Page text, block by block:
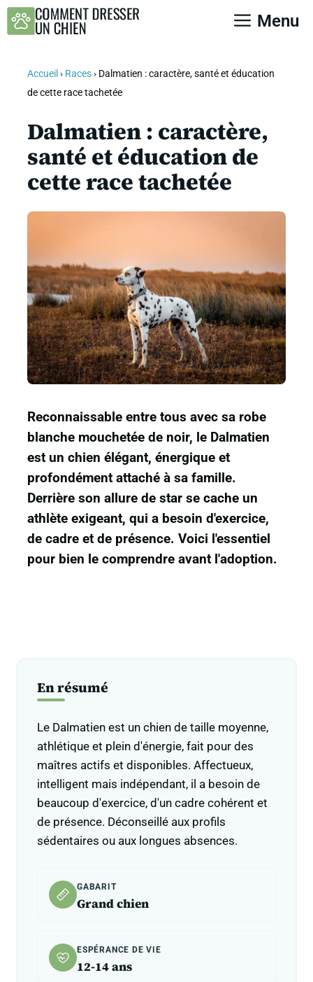
Aller
Menu
Accueil › Races› Dalmatien : caractère, santé et éducation
de cette race tachetée
Dalmatien : caractère,
santé et éducation de
cette race tachetée
Reconnaissable entre tous avec sa robe
blanche mouchetée de noir, le Dalmatien
est un chien élégant, énergique et
profondément attaché à sa famille.
Derrière son allure de star se cache un
athlète exigeant, qui a besoin d'exercice,
de cadre et de présence. Voici l'essentiel
pour bien le comprendre avant l'adoption.
En résumé
Le Dalmatien est un chien de taille moyenne,
athlétique et plein d'énergie, fait pour des
maîtres actifs et disponibles. Affectueux,
intelligent mais indépendant, il a besoin de
beaucoup d'exercice, d'un cadre cohérent et
de présence. Déconseillé aux profils
sédentaires ou aux longues absences.
GABARIT
Grand chien
ESPÉRANCE DE VIE
12-14 ans